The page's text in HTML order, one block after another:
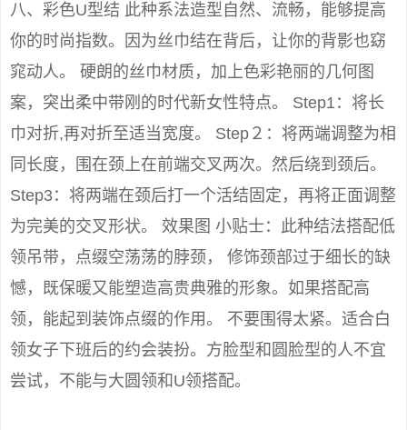
八、彩色U型结 此种系法造型自然、流畅，能够提高
你的时尚指数。因为丝巾结在背后，让你的背影也窈
窕动人。 硬朗的丝巾材质，加上色彩艳丽的几何图
案，突出柔中带刚的时代新女性特点。 Step1：将长
巾对折,再对折至适当宽度。 Step２：将两端调整为相
同长度，围在颈上在前端交叉两次。然后绕到颈后。
Step3：将两端在颈后打一个活结固定，再将正面调整
为完美的交叉形状。 效果图 小贴士：此种结法搭配低
领吊带，点缀空荡荡的脖颈， 修饰颈部过于细长的缺
憾，既保暖又能塑造高贵典雅的形象。如果搭配高
领，能起到装饰点缀的作用。 不要围得太紧。适合白
领女子下班后的约会装扮。方脸型和圆脸型的人不宜
尝试，不能与大圆领和U领搭配。